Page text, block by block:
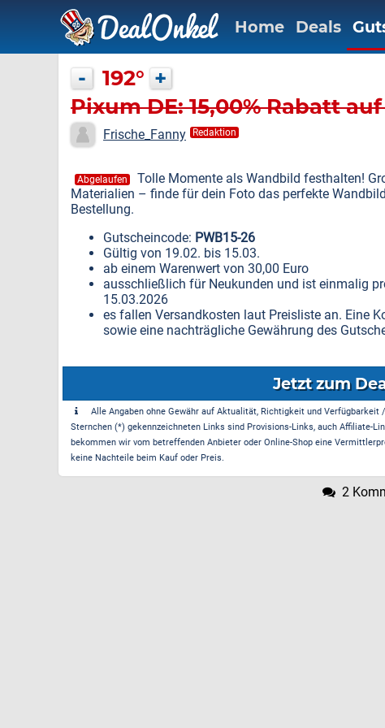
Home Deals
- 192° +
Pixum DE: 15,00% Rabatt
Frische_Fanny Redaktion
Abgelaufen
Tolle Momente als Wandbild festhalten!
Materialien – finde für dein Foto das perfekte
Bestellung.
Gutscheincode: PWB15-26
Gültig von 19.02. bis 15.03.
ab einem Warenwert von 30,00 Euro
ausschließlich für Neukunden und ist einmalig
15.03.2026
es fallen Versandkosten laut Preisliste an. Eine
sowie eine nachträgliche Gewährung des
Jetzt zum
Alle Angaben ohne Gewähr auf Aktualität, Richtigkeit und
Sternchen (*) gekennzeichneten Links sind Provisions-Links, auch Affiliate-
bekommen wir vom betreffenden Anbieter oder Online-Shop eine
keine Nachteile beim Kauf oder Preis.
2